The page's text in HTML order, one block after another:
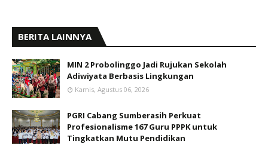
BERITA LAINNYA
MIN 2 Probolinggo Jadi Rujukan Sekolah
Adiwiyata Berbasis Lingkungan
Kamis, Agustus 06, 2026
PGRI Cabang Sumberasih Perkuat
Profesionalisme 167 Guru PPPK untuk
Tingkatkan Mutu Pendidikan